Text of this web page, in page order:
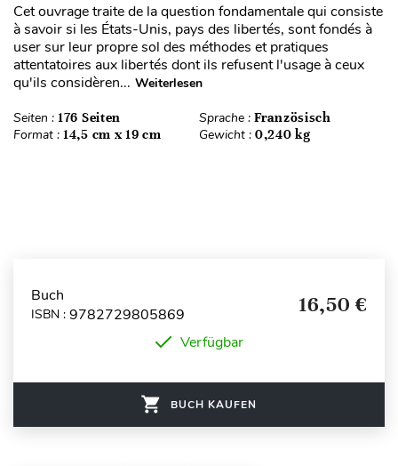
Cet ouvrage traite de la question fondamentale qui consiste
à savoir si les États-Unis, pays des libertés, sont fondés à
user sur leur propre sol des méthodes et pratiques
attentatoires aux libertés dont ils refusent l'usage à ceux
qu'ils considèren... Weiterlesen
Seiten : 176 Seiten Sprache : Französisch
Format : 14,5 cm x 19 cm Gewicht : 0,240 kg
Buch
ISBN : 9782729805869 16,50 €
Verfügbar
BUCH KAUFEN